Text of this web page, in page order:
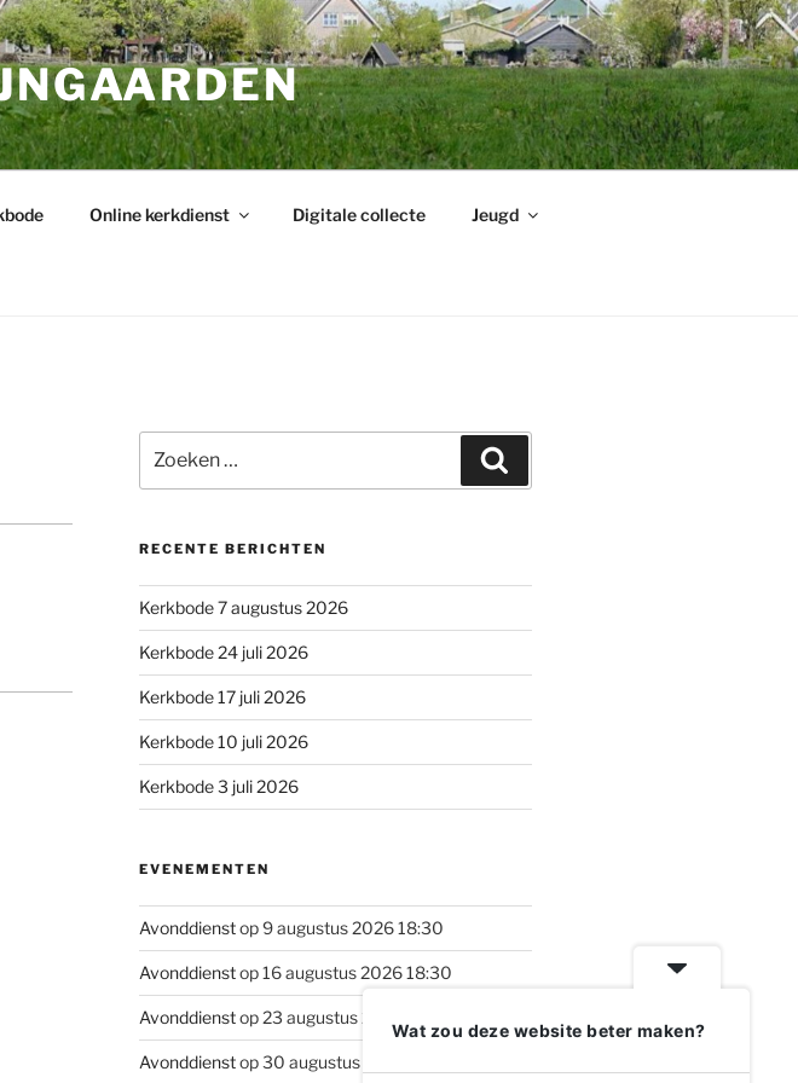
Online kerkdienst Digitale collecte Jeugd
naar:
RECENTE BERICHTEN
Kerkbode 7 augustus 2026
Kerkbode 24 juli 2026
Kerkbode 17 juli 2026
Kerkbode 10 juli 2026
Kerkbode 3 juli 2026
EVENEMENTEN
Avonddienstop 9 augustus 2026 18:30
Avonddienstop 16 augustus 2026 18:30
Avonddienstop 23 augustus 2026 18:30
Avonddienstop 30 augustus 2026 18:30
Wat zou deze website beter maken?